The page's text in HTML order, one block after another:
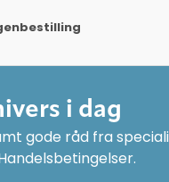
i dag
gode råd fra